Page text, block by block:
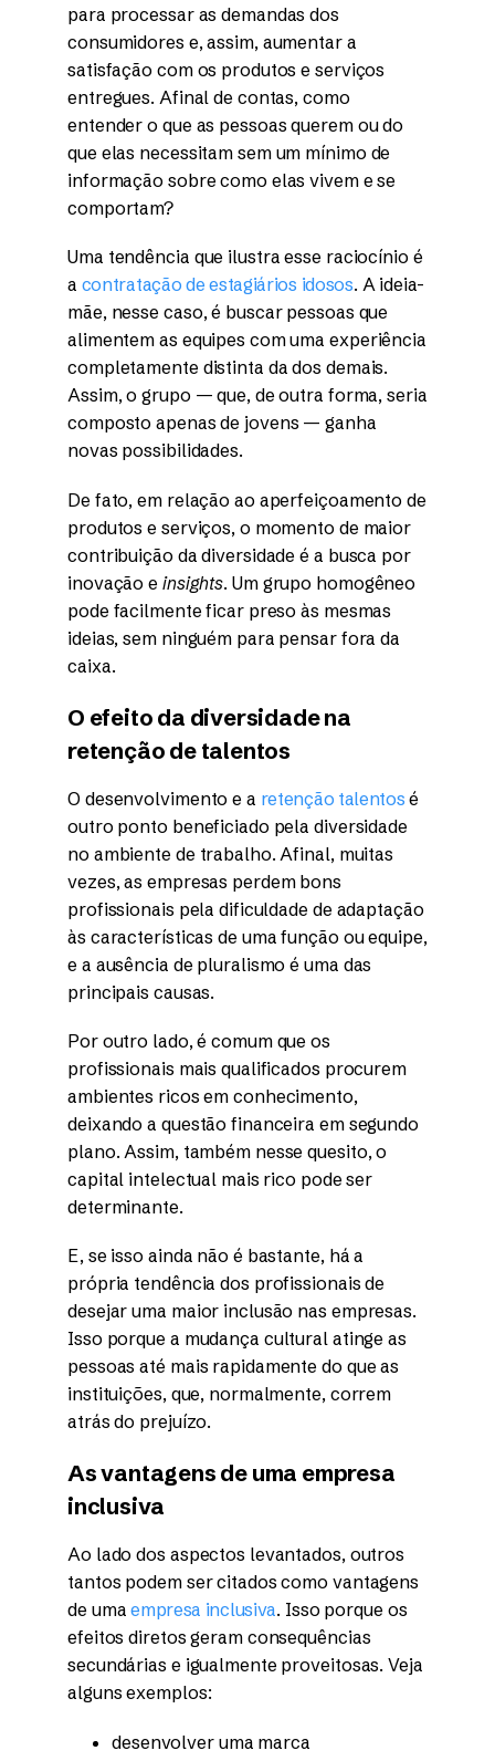
para processar as demandas dos
consumidores e, assim, aumentar a
satisfação com os produtos e serviços
entregues. Afinal de contas, como
entender o que as pessoas querem ou do
que elas necessitam sem um mínimo de
informação sobre como elas vivem e se
comportam?
Uma tendência que ilustra esse raciocínio é
a contratação de estagiários idosos. A ideia-
mãe, nesse caso, é buscar pessoas que
alimentem as equipes com uma experiência
completamente distinta da dos demais.
Assim, o grupo — que, de outra forma, seria
composto apenas de jovens — ganha
novas possibilidades.
De fato, em relação ao aperfeiçoamento de
produtos e serviços, o momento de maior
contribuição da diversidade é a busca por
inovação e insights. Um grupo homogêneo
pode facilmente ficar preso às mesmas
ideias, sem ninguém para pensar fora da
caixa.
O efeito da diversidade na
retenção de talentos
O desenvolvimento e a retenção talentos é
outro ponto beneficiado pela diversidade
no ambiente de trabalho. Afinal, muitas
vezes, as empresas perdem bons
profissionais pela dificuldade de adaptação
às características de uma função ou equipe,
e a ausência de pluralismo é uma das
principais causas.
Por outro lado, é comum que os
profissionais mais qualificados procurem
ambientes ricos em conhecimento,
deixando a questão financeira em segundo
plano. Assim, também nesse quesito, o
capital intelectual mais rico pode ser
determinante.
E, se isso ainda não é bastante, há a
própria tendência dos profissionais de
desejar uma maior inclusão nas empresas.
Isso porque a mudança cultural atinge as
pessoas até mais rapidamente do que as
instituições, que, normalmente, correm
atrás do prejuízo.
As vantagens de uma empresa
inclusiva
Ao lado dos aspectos levantados, outros
tantos podem ser citados como vantagens
de uma empresa inclusiva. Isso porque os
efeitos diretos geram consequências
secundárias e igualmente proveitosas. Veja
alguns exemplos:
desenvolver uma marca